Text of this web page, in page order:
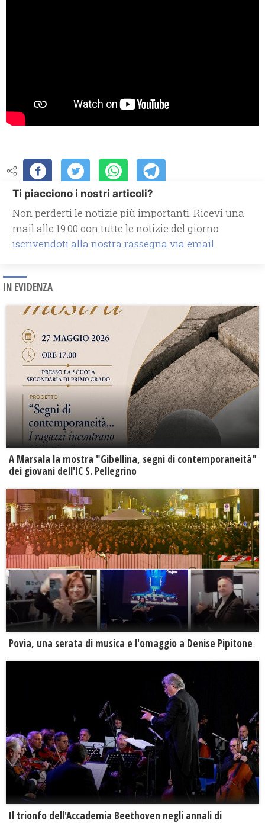
Ti piacciono i nostri articoli?
Non perderti le notizie più importanti. Ricevi una
mail alle 19.00 con tutte le notizie del giorno
iscrivendoti alla nostra rassegna via email.
IN EVIDENZA
A Marsala la mostra "Gibellina, segni di contemporaneità"
dei giovani dell'IC S. Pellegrino
Povia, una serata di musica e l'omaggio a Denise Pipitone
Il trionfo dell'Accademia Beethoven negli annali di